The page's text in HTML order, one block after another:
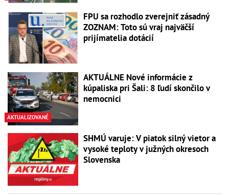
FPU sa rozhodlo zverejniť zásadný
ZOZNAM: Toto sú vraj najväčší
prijímatelia dotácií
AKTUALIZOVANÉ
AKTUÁLNE Nové informácie z
kúpaliska pri Šali: 8 ľudí skončilo v
nemocnici
SHMÚ varuje: V piatok silný vietor a
vysoké teploty v južných okresoch
Slovenska